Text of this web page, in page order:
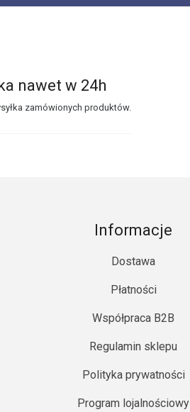
nawet w 24h
zamówionych produktów.
Informacje
Dostawa
Płatności
Współpraca B2B
Regulamin sklepu
Polityka prywatności
Program lojalnościowy